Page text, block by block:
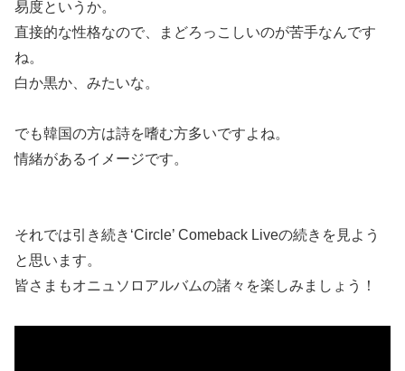
易度というか。
直接的な性格なので、まどろっこしいのが苦手なんです
ね。
白か黒か、みたいな。
でも韓国の方は詩を嗜む方多いですよね。
情緒があるイメージです。
それでは引き続き‘Circle’ Comeback Liveの続きを見よう
と思います。
皆さまもオニュソロアルバムの諸々を楽しみましょう！